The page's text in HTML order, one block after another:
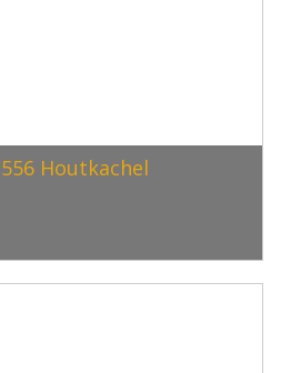
Houtkachel